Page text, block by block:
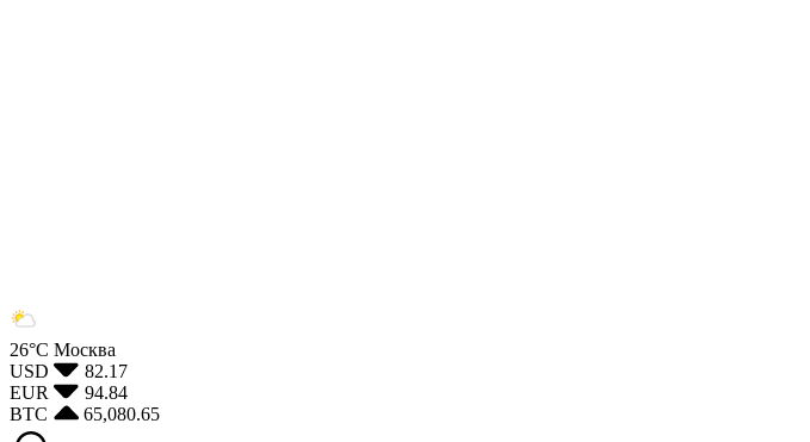
26°С Москва
USD
82.17
EUR
94.84
BTC
65,080.65